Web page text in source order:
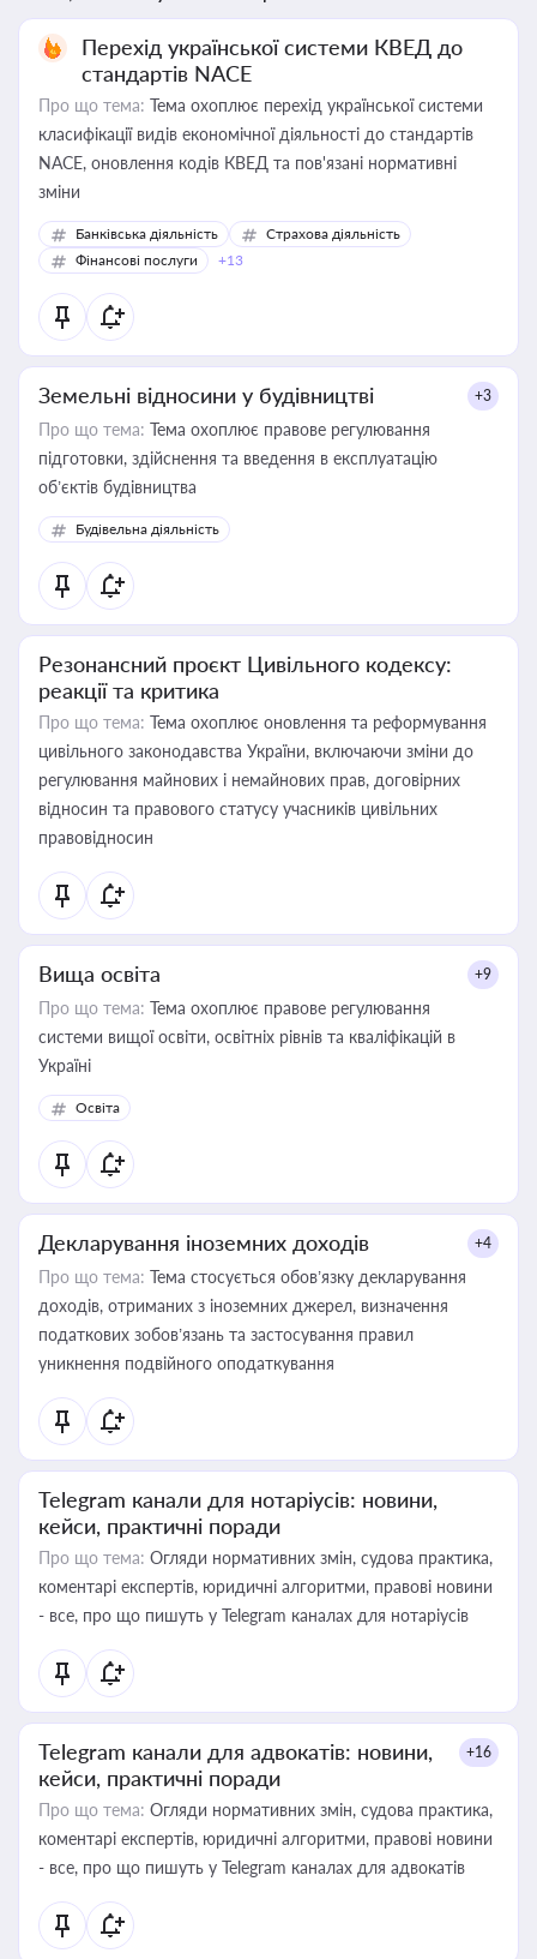
Перехід української системи КВЕД до
стандартів NACE
Про що тема: Тема охоплює перехід української системи
класифікації видів економічної діяльності до стандартів
NACE, оновлення кодів КВЕД та пов'язані нормативні
зміни
Банківська діяльність
Страхова діяльність
Фінансові послуги
+13
Земельні відносини у будівництві +3
Про що тема: Тема охоплює правове регулювання
підготовки, здійснення та введення в експлуатацію
об’єктів будівництва
Будівельна діяльність
Резонансний проєкт Цивільного кодексу:
реакції та критика
Про що тема: Тема охоплює оновлення та реформування
цивільного законодавства України, включаючи зміни до
регулювання майнових і немайнових прав, договірних
відносин та правового статусу учасників цивільних
правовідносин
Вища освіта +9
Про що тема: Тема охоплює правове регулювання
системи вищої освіти, освітніх рівнів та кваліфікацій в
Україні
Освіта
Декларування іноземних доходів +4
Про що тема: Тема стосується обов’язку декларування
доходів, отриманих з іноземних джерел, визначення
податкових зобов’язань та застосування правил
уникнення подвійного оподаткування
Telegram канали для нотаріусів: новини,
кейси, практичні поради
Про що тема: Огляди нормативних змін, судова практика,
коментарі експертів, юридичні алгоритми, правові новини
- все, про що пишуть у Telegram каналах для нотаріусів
Telegram канали для адвокатів: новини,
кейси, практичні поради
+16
Про що тема: Огляди нормативних змін, судова практика,
коментарі експертів, юридичні алгоритми, правові новини
- все, про що пишуть у Telegram каналах для адвокатів